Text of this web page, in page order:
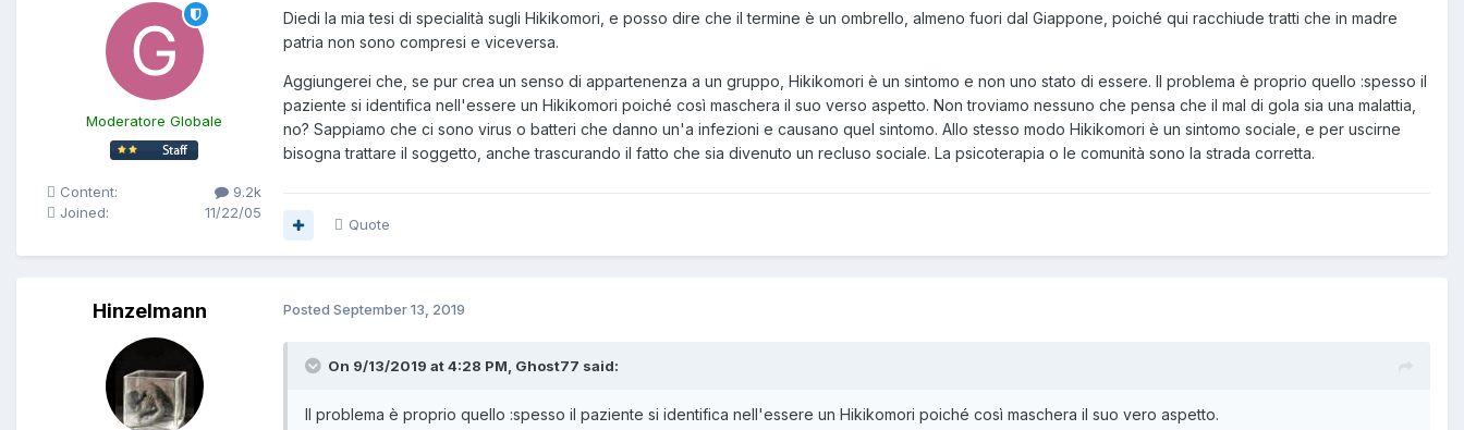
Moderatore Globale
Content:
9.2k
Joined:
11/22/05
Diedi la mia tesi di specialità sugli Hikikomori, e posso dire che il termine è un ombrello, almeno fuori dal Giappone, poiché qui racchiude tratti che in madre
patria non sono compresi e viceversa.
Aggiungerei che, se pur crea un senso di appartenenza a un gruppo, Hikikomori è un sintomo e non uno stato di essere. Il problema è proprio quello :spesso il
paziente si identifica nell'essere un Hikikomori poiché così maschera il suo verso aspetto. Non troviamo nessuno che pensa che il mal di gola sia una malattia,
no? Sappiamo che ci sono virus o batteri che danno un'a infezioni e causano quel sintomo. Allo stesso modo Hikikomori è un sintomo sociale, e per uscirne
bisogna trattare il soggetto, anche trascurando il fatto che sia divenuto un recluso sociale. La psicoterapia o le comunità sono la strada corretta.
Quote
Hinzelmann Posted September 13, 2019
On 9/13/2019 at 4:28 PM, Ghost77 said:
Il problema è proprio quello :spesso il paziente si identifica nell'essere un Hikikomori poiché così maschera il suo vero aspetto.